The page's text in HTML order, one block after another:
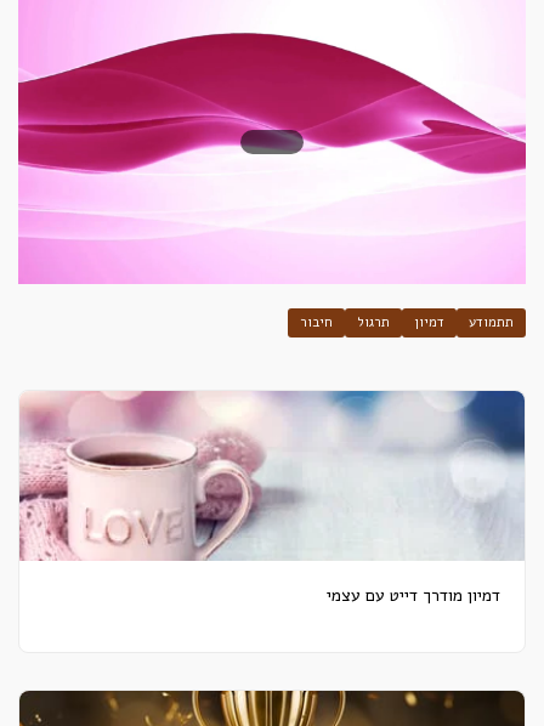
תתמודע דמיון תרגול חיבור
דמיון מודרך דייט עם עצמי